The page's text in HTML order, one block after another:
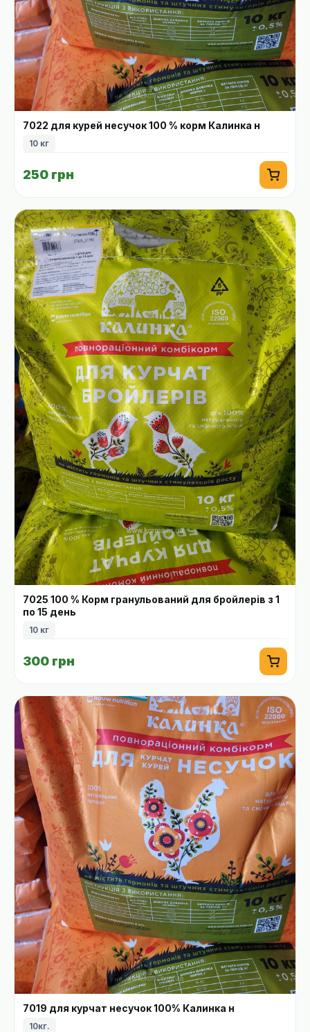
7022 для курей несучок 100 % корм Калинка н
10 кг
250 грн
7025 100 % Корм гранульований для бройлерів з 1
по 15 день
10 кг
300 грн
7019 для курчат несучок 100% Калинка н
10кг.